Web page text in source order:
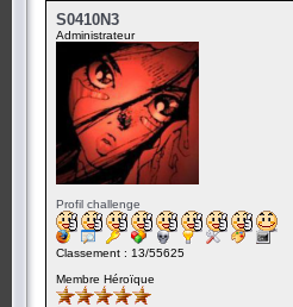
S0410N3
Administrateur
Profil challenge
Classement : 13/55625
Membre Héroïque